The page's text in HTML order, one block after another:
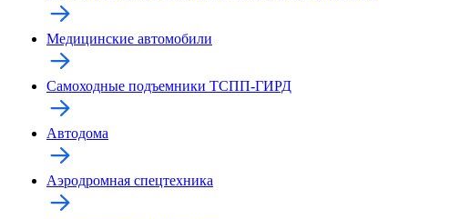
Медицинские автомобили
Самоходные подъемники ТСПП-ГИРД
Автодома
Аэродромная спецтехника